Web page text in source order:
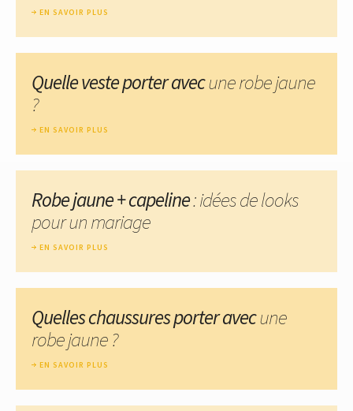
EN SAVOIR PLUS
Quelle veste porter avecune robe jaune
?
EN SAVOIR PLUS
Robe jaune + capeline: idées de looks
pour un mariage
EN SAVOIR PLUS
Quelles chaussures porter avecune
robe jaune ?
EN SAVOIR PLUS